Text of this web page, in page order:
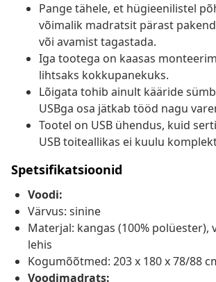
Pange tähele, et hügieenilistel
võimalik madratsit pärast
või avamist tagastada.
Iga tootega on kaasas
lihtsaks kokkupanekuks.
Lõigata tohib ainult kääride
USBga osa jätkab tööd nagu
Tootel on USB ühendus, kuid
USB toiteallikas ei kuulu
Spetsifikatsioonid
Voodi:
Värvus: sinine
Materjal: kangas (100% polüester),
lehis
Kogumõõtmed: 203 x 180 x 78/88
Voodimadrats: